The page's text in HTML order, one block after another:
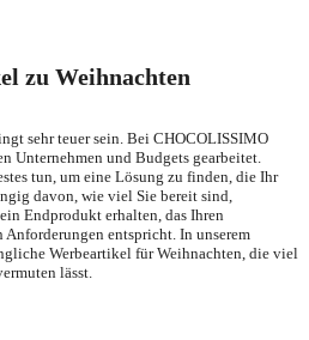
zu Weihnachten
sehr teuer sein. Bei CHOCOLISSIMO
Unternehmen und Budgets gearbeitet.
tun, um eine Lösung zu finden, die Ihr
davon, wie viel Sie bereit sind,
Endprodukt erhalten, das Ihren
entspricht. In unserem
Werbeartikel für Weihnachten, die viel
lässt.